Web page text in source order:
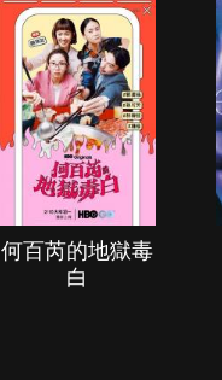
何百芮的地獄毒
白